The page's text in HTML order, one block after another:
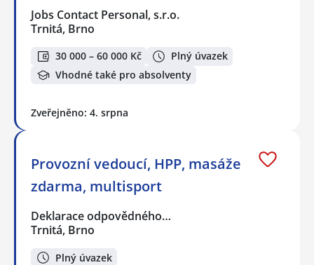
Jobs Contact Personal, s.r.o.
Trnitá, Brno
30 000 – 60 000 Kč
Plný úvazek
Vhodné také pro absolventy
Zveřejněno: 4. srpna
Provozní vedoucí, HPP, masáže
zdarma, multisport
Deklarace odpovědného…
Trnitá, Brno
Plný úvazek